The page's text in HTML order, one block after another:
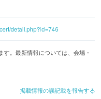
detail.php?id=746
。最新情報については、会場・
掲載情報の誤記載を報告する